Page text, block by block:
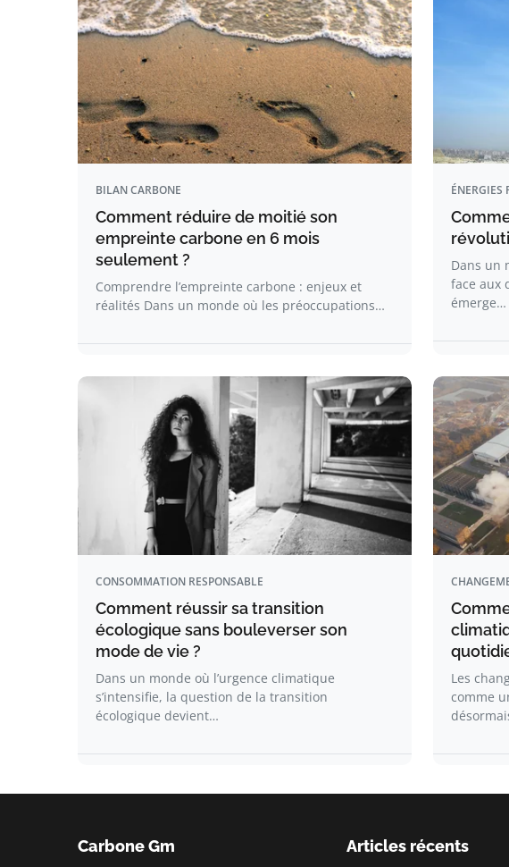
BILAN CARBONE
Comment réduire de moitié son
empreinte carbone en 6 mois
seulement ?
Comprendre l’empreinte carbone : enjeux et
réalités Dans un monde où les préoccupations…
ÉNERGIES
Dans un
face aux
émerge…
CONSOMMATION RESPONSABLE
Comment réussir sa transition
écologique sans bouleverser son
mode de vie ?
Dans un monde où l’urgence climatique
s’intensifie, la question de la transition
écologique devient…
Les
comme
Carbone Gm Articles récents